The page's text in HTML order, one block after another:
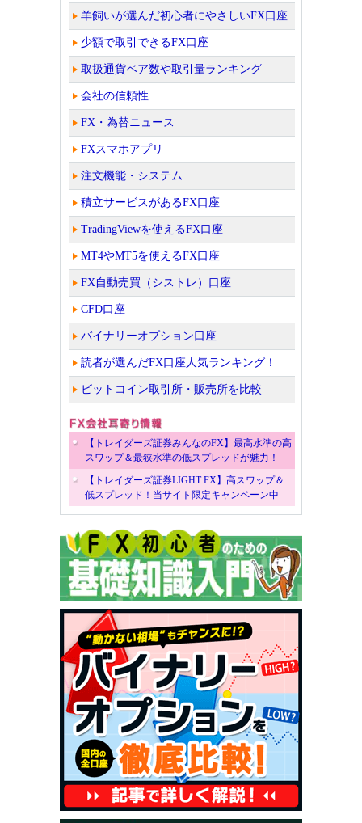
羊飼いが選んだ初心者にやさしいFX口座
少額で取引できるFX口座
取扱通貨ペア数や取引量ランキング
会社の信頼性
FX・為替ニュース
FXスマホアプリ
注文機能・システム
積立サービスがあるFX口座
TradingViewを使えるFX口座
MT4やMT5を使えるFX口座
FX自動売買（シストレ）口座
CFD口座
バイナリーオプション口座
読者が選んだFX口座人気ランキング！
ビットコイン取引所・販売所を比較
【トレイダーズ証券みんなのFX】最高水準の高
スワップ＆最狭水準の低スプレッドが魅力！
【トレイダーズ証券LIGHT FX】高スワップ＆
低スプレッド！当サイト限定キャンペーン中